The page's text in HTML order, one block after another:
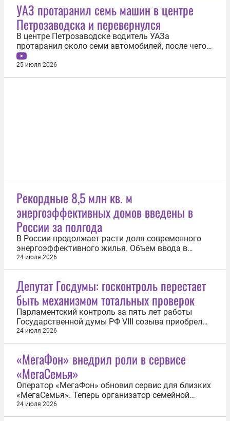
воспитываться новые поколения. Поддубный
отметил, что герои СВО обладают тем...
УАЗ протаранил семь машин в центре
Петрозаводска и перевернулся
В центре Петрозаводске водитель УАЗа
протаранил около семи автомобилей, после чего
перевернулся. Об этом 25 июля сообщил Telegram-
канал «112» Водитель двигался на авто на
довольно большой скорости по Коммунальной
25 июля 2026
Рекордные 8,5 млн кв. м
энергоэффективных домов введены в
России за полгода
В России продолжает расти доля современного
энергоэффективного жилья. Объем ввода в
эксплуатацию домов класса
энергоэффективности А и выше за первое
сообщил заместитель председателя
правительства, председатель наблюдательного
совета ДОМ.РФ Марат...
24 июля 2026
Депутат Госдумы: госконтроль перестает
быть механизмом тотальных проверок
Парламентский контроль за пять лет работы
Государственной думы РФ VIII созыва приобрел
системный характер и стал полноценным
механизмом сопровождения государственных
решений. Об этом сообщил председатель
комитета по контролю нижней палаты
российского парламента член фракции «Единая
Россия» Олег...
24 июля 2026
«МегаФон» внедрил роли в сервисе
«МегаСемья»
Оператор «МегаФон» обновил сервис для близких
«МегаСемья». Теперь организатор семейной
группы может распределять участников по трем
категориям: «Ребенок», «Взрослый» или
24 июля 2026